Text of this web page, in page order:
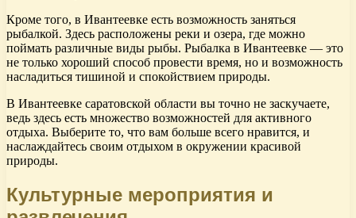
Кроме того, в Ивантеевке есть возможность заняться
рыбалкой. Здесь расположены реки и озера, где можно
поймать различные виды рыбы. Рыбалка в Ивантеевке — это
не только хороший способ провести время, но и возможность
насладиться тишиной и спокойствием природы.
В Ивантеевке саратовской области вы точно не заскучаете,
ведь здесь есть множество возможностей для активного
отдыха. Выберите то, что вам больше всего нравится, и
наслаждайтесь своим отдыхом в окружении красивой
природы.
Культурные мероприятия и